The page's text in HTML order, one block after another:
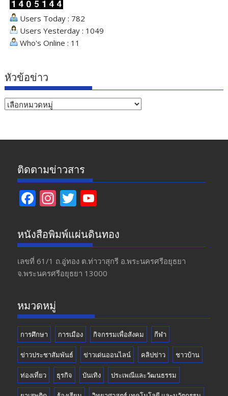
Users Today : 782
Users Yesterday : 1049
Who's Online : 11
หัวข้อข่าว
หัวข้อ
ติดตามข่าวสาร
F
e
b
o
o
In
a
gr
a
m
T
itt
er
u
T
u
b
หนังสือพิมพ์แผ่นดินทอง
เลขที่ 61/1 ถ.อู่ทอง​ ต.​ท่าวาสุกรี​ อ.พระนครศรีอยุธยา​
จ.พระนครศรีอยุธยา 13000
หมวดหมู่
การศึกษา การเมือง กิจกรรมเพื่อสังคม กีฬา
ข่าวประชาสัมพันธ์ ข่าวเด่นออนไลน์ คลิปข่าว ชาวบ้าน
ท่องเที่ยว ธุรกิจ บันเทิง ประเพณีและวัฒนธรรม